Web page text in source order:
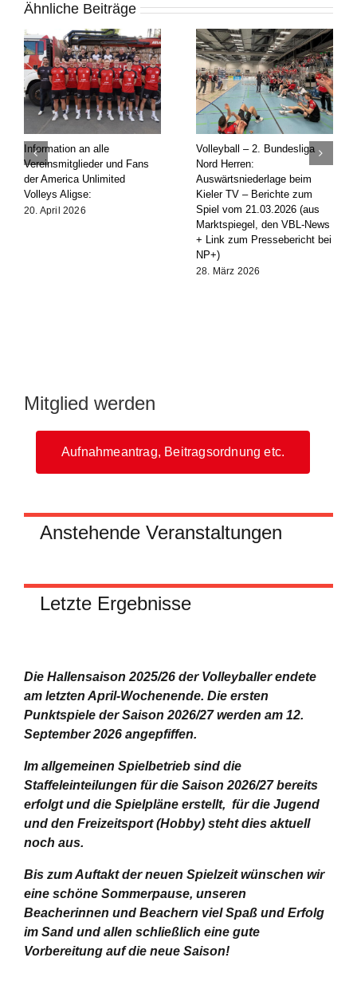
Ähnliche Beiträge
Information an alle
Vereinsmitglieder und Fans
der America Unlimited
Volleys Aligse:
20. April 2026
Volleyball – 2. Bundesliga
Nord Herren:
Auswärtsniederlage beim
Kieler TV – Berichte zum
Spiel vom 21.03.2026 (aus
Marktspiegel, den VBL-News
+ Link zum Pressebericht bei
NP+)
28. März 2026
Mitglied werden
Aufnahmeantrag, Beitragsordnung etc.
Anstehende Veranstaltungen
Letzte Ergebnisse
Die Hallensaison 2025/26 der Volleyballer endete
am letzten April-Wochenende. Die ersten
Punktspiele der Saison 2026/27 werden am 12.
September 2026 angepfiffen.
Im allgemeinen Spielbetrieb sind die
Staffeleinteilungen für die Saison 2026/27 bereits
erfolgt und die Spielpläne erstellt, für die Jugend
und den Freizeitsport (Hobby) steht dies aktuell
noch aus.
Bis zum Auftakt der neuen Spielzeit wünschen wir
eine schöne Sommerpause, unseren
Beacherinnen und Beachern viel Spaß und Erfolg
im Sand und allen schließlich eine gute
Vorbereitung auf die neue Saison!